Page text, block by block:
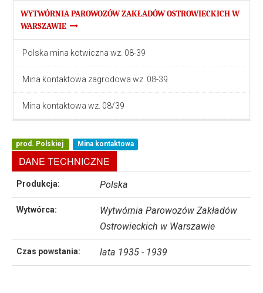
WYTWÓRNIA PAROWOZÓW ZAKŁADÓW OSTROWIECKICH W
WARSZAWIE
Polska mina kotwiczna wz. 08-39
Mina kontaktowa zagrodowa wz. 08-39
Mina kontaktowa wz. 08/39
prod. Polskiej Mina kontaktowa
DANE TECHNICZNE
Produkcja: Polska
Wytwórca:
Wytwórnia Parowozów Zakładów
Ostrowieckich w Warszawie
Czas powstania: lata 1935 - 1939